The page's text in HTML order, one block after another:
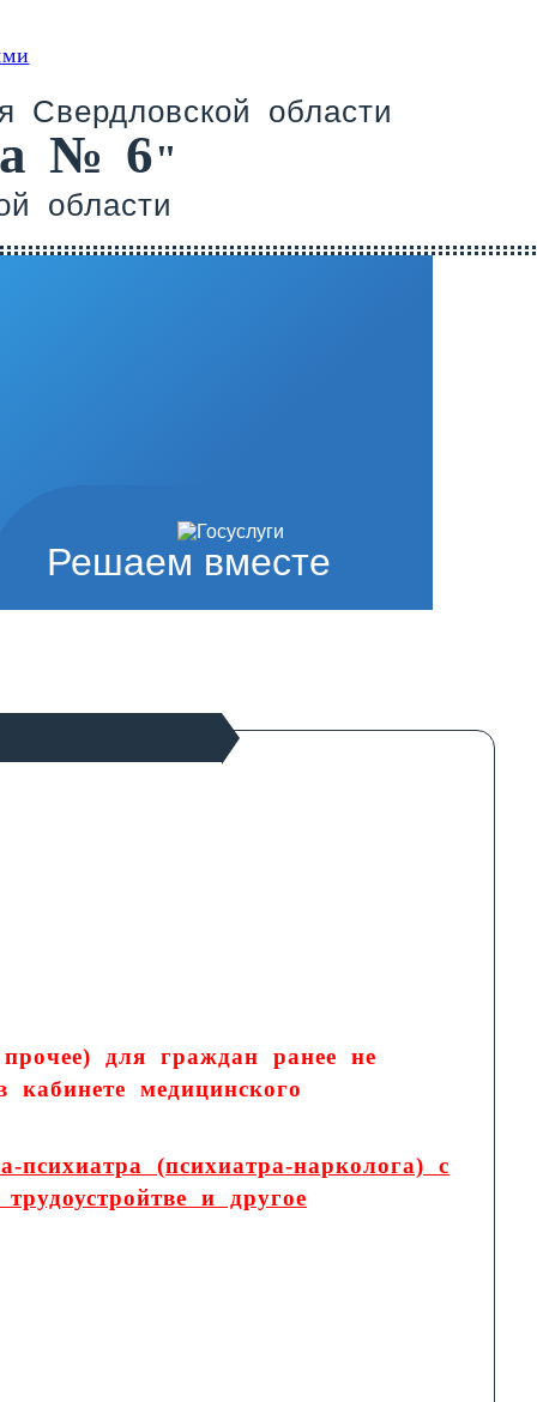
Свердловской области
№ 6"
области
Решаем вместе
для граждан ранее не
медицинского
психиатра (психиатра-нарколога) с
и другое